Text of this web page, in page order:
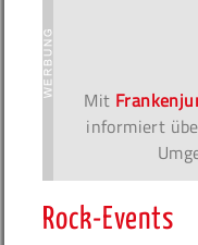
Mit
informiert
Rock-Events